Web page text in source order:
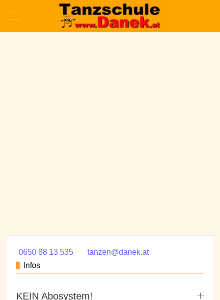
Mobile Menu Toggle
0650 88 13 535
tanzen@danek.at
Infos
KEIN Abosystem!